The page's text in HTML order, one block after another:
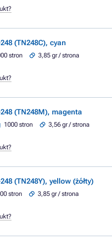
(TN248C), cyan
stron
3,85 gr / strona
(TN248M), magenta
1000 stron
3,56 gr / strona
(TN248Y), yellow (żółty)
stron
3,85 gr / strona